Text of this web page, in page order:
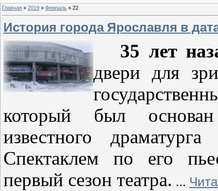
Главная » 2019 » Февраль » 22
История города Ярославля в
35 лет
двери для
который был
известного
Спектаклем по его
первый сезон театра. ...